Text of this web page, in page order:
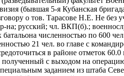
(бывшая 5-я Кубанская
о тов. Тарасове Н.Е. Не
русский; чл. ВКП(б).;
численностью по 600
21 чел. во главе с
в районе отметок
полученный с выходом на
заданием из штаба